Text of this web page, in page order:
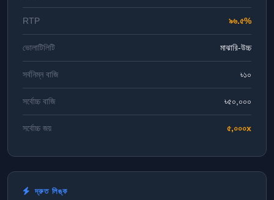
RTP ৯৬.৫%
ভোলাটিলিটি মাঝারি-উচ্চ
সর্বনিম্ন বাজি ৳১০
সর্বোচ্চ বাজি ৳৫০,০০০
সর্বোচ্চ জয় ৫,০০০x
দ্রুত লিঙ্ক